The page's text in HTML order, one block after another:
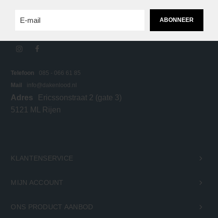
ABONNEER
Dakenlood.nl.
Telefoon
085 - 066 61 85
Mail
info@dakenlood.nl
Adres
Ericssonstraat 2 (gate 3)
5121 ML Rijen
KLANTENSERVICE
MIJN ACCOUNT
ONS PRODUCT AANBOD